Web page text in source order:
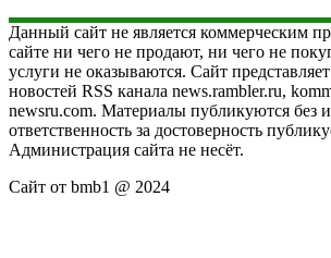
Данный сайт не является коммерческим
сайте ни чего не продают, ни чего не
услуги не оказываются. Сайт
новостей RSS канала news.rambler.ru,
newsru.com. Материалы публикуются без
ответственность за достоверность
Администрация сайта не несёт.
Сайт от bmb1 @ 2024